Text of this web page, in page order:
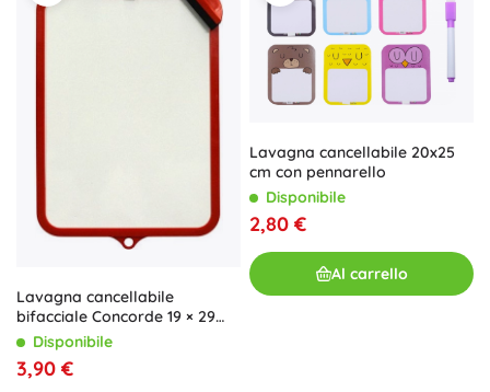
Lavagna cancellabile
bifacciale Concorde 19 × 29
cm rossa
Disponibile
3,90 €
Lavagna cancellabile 20x25
cm con pennarello
Disponibile
2,80 €
Al carrello